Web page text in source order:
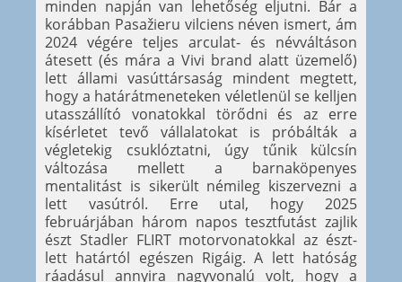
minden napján van lehetőség eljutni. Bár a
korábban Pasažieru vilciens néven ismert, ám
2024 végére teljes arculat- és névváltáson
átesett (és mára a Vivi brand alatt üzemelő)
lett állami vasúttársaság mindent megtett,
hogy a határátmeneteken véletlenül se kelljen
utasszállító vonatokkal törődni és az erre
kísérletet tevő vállalatokat is próbálták a
végletekig csuklóztatni, úgy tűnik külcsín
változása mellett a barnaköpenyes
mentalitást is sikerült némileg kiszervezni a
lett vasútról. Erre utal, hogy 2025
februárjában három napos tesztfutást zajlik
észt Stadler FLIRT motorvonatokkal az észt-
lett határtól egészen Rigáig. A lett hatóság
ráadásul annyira nagyvonalú volt, hogy a